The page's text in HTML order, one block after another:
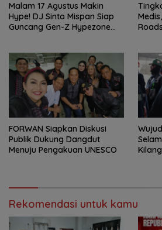
Malam 17 Agustus Makin
Hype! DJ Sinta Mispan Siap
Guncang Gen-Z Hypezone
FORWAN Siapkan Diskusi
Publik Dukung Dangdut
Menuju Pengakuan UNESCO
Rekomendasi untuk kamu